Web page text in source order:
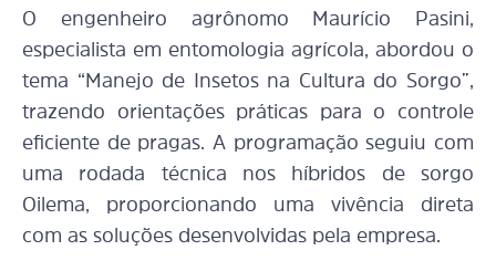
O engenheiro agrônomo Maurício Pasini,
especialista em entomologia agrícola, abordou o
tema “Manejo de Insetos na Cultura do Sorgo”,
trazendo orientações práticas para o controle
eficiente de pragas. A programação seguiu com
uma rodada técnica nos híbridos de sorgo
Oilema, proporcionando uma vivência direta
com as soluções desenvolvidas pela empresa.